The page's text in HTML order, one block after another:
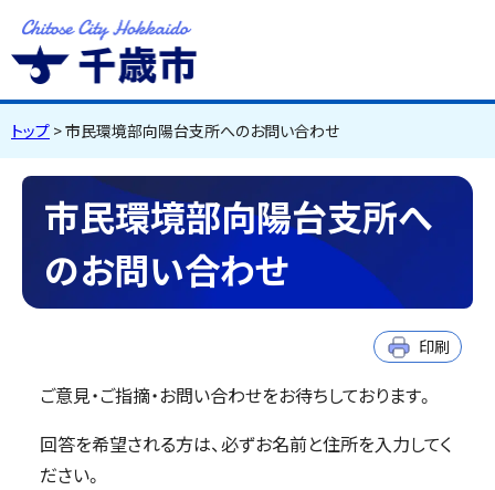
千歳市Chitose City
Hokkaido
トップ > 市民環境部向陽台支所へのお問い合わせ
市民環境部向陽台支所へ
のお問い合わせ
印刷
ご意見・ご指摘・お問い合わせをお待ちしております。
回答を希望される方は、必ずお名前と住所を入力してく
ださい。